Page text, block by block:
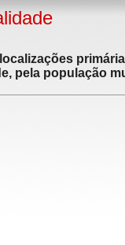
pela população